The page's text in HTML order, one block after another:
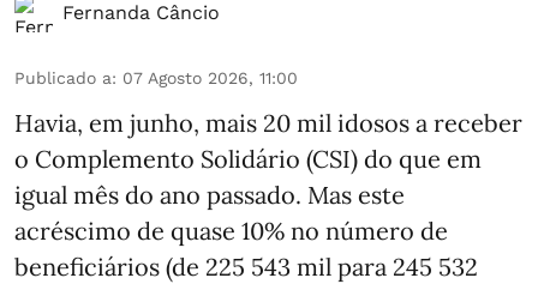
Fernanda Câncio
Publicado a: 07 Agosto 2026, 11:00
Havia, em junho, mais 20 mil idosos a receber
o Complemento Solidário (CSI) do que em
igual mês do ano passado. Mas este
acréscimo de quase 10% no número de
beneficiários (de 225 543 mil para 245 532